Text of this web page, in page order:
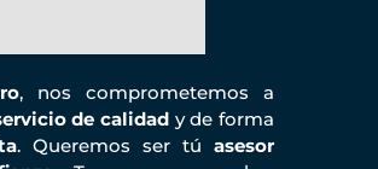
, nos comprometemos a
de calidady de forma
. Queremos ser tú asesor